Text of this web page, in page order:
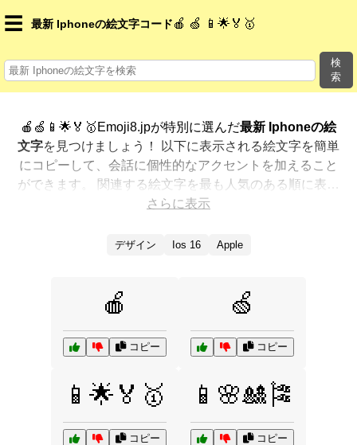
☰ 最新 Iphoneの絵文字コード 🍎 🍏 📱🌟🏅🥇
検
索
🍎🍏📱🌟🏅🥇Emoji8.jpが特別に選んだ最新 Iphoneの絵
文字を見つけましょう！ 以下に表示される絵文字を簡単
にコピーして、会話に個性的なアクセントを加えること
ができます。 関連する絵文字を最も人気のある順に表示
しました。さらに多くのオプションが欲しいですか？ 他
文字で表現する方法を見つけましょう。
さらに表示
デザイン Ios 16 Apple
🍎
コピー
🍏
コピー
📱🌟🏅🥇
コピー
📱🌸🎎🎏
コピー